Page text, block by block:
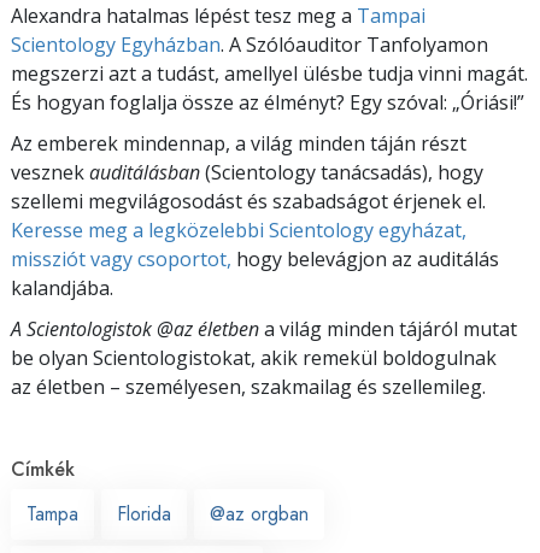
Alexandra hatalmas lépést tesz meg a Tampai
Scientology Egyházban. A Szólóauditor Tanfolyamon
megszerzi azt a tudást, amellyel ülésbe tudja vinni magát.
És hogyan foglalja össze az élményt? Egy szóval: „Óriási!”
Az emberek mindennap, a világ minden táján részt
vesznekauditálásban(Scientology tanácsadás), hogy
szellemi megvilágosodást és szabadságot érjenek el.
Keresse meg a legközelebbi Scientology egyházat,
missziót vagy csoportot, hogy belevágjon az auditálás
kalandjába.
A Scientologistok @az életbena világ minden tájáról mutat
be olyan Scientologistokat, akik remekül boldogulnak
az életben – személyesen, szakmailag és szellemileg.
Címkék
Tampa
Florida @az orgban